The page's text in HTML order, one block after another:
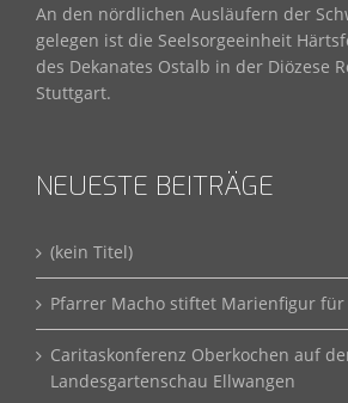
An den nördlichen Ausläufern der
gelegen ist die Seelsorgeeinheit
des Dekanates Ostalb in der Diözese
Stuttgart.
NEUESTE BEITRÄGE
(kein Titel)
Pfarrer Macho stiftet Marienfigur für
Caritaskonferenz Oberkochen auf
Landesgartenschau Ellwangen